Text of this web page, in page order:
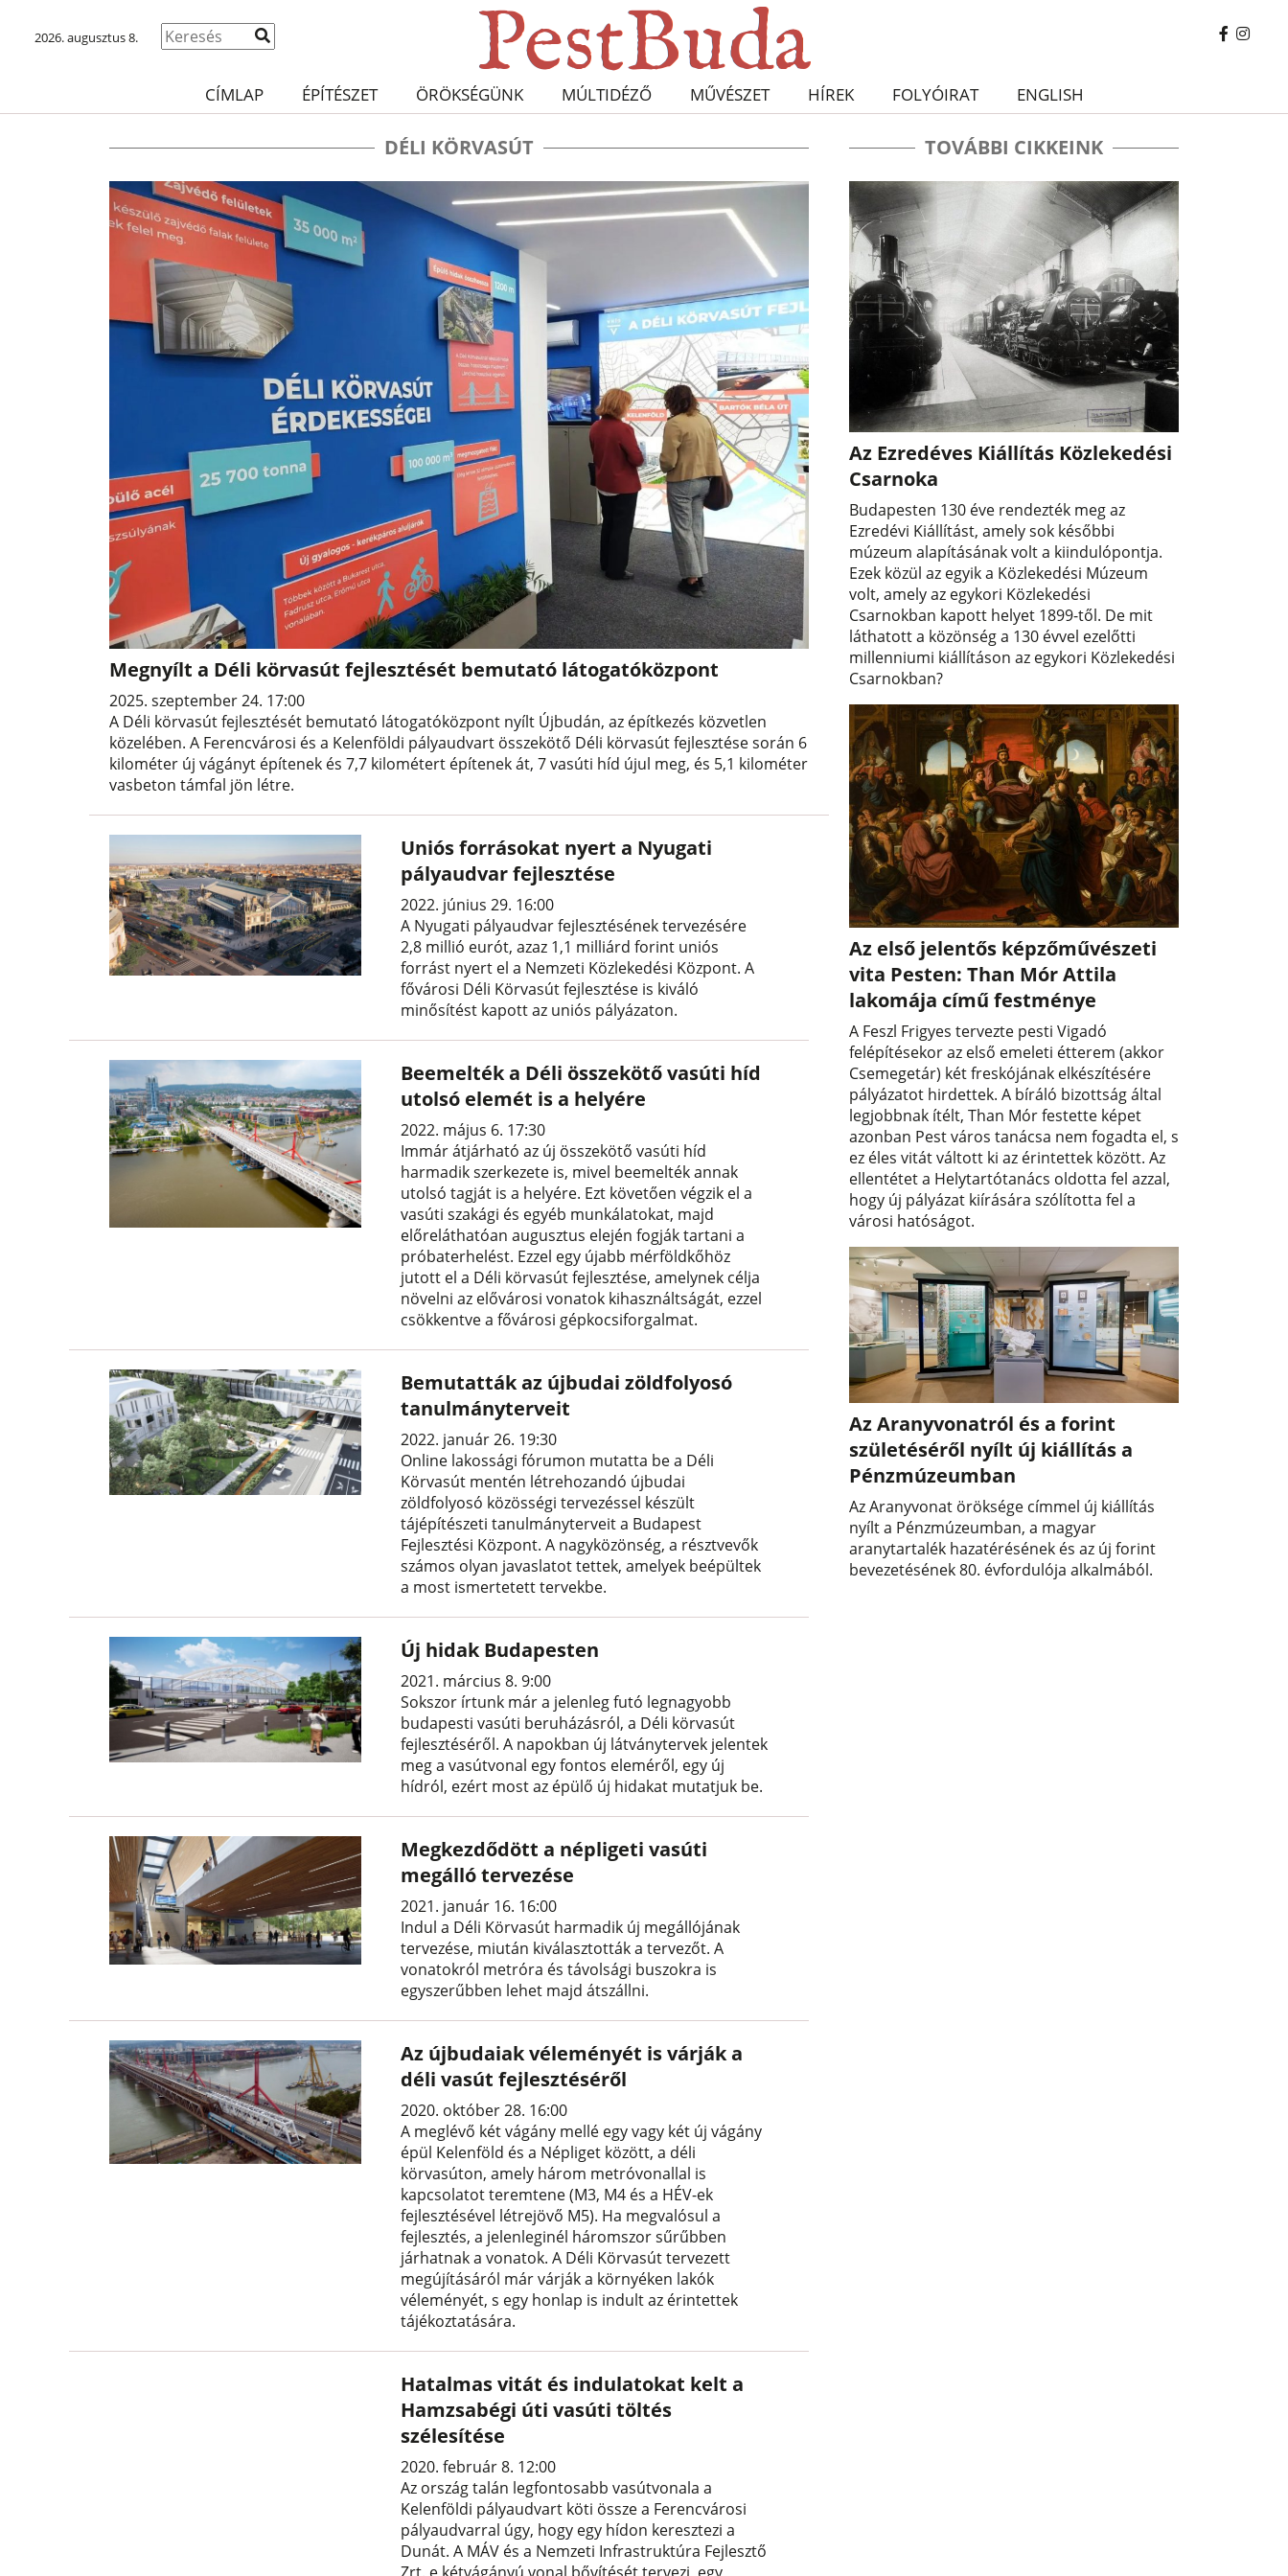
2026. augusztus 8.
CÍMLAP ÉPÍTÉSZET ÖRÖKSÉGÜNK MÚLTIDÉZŐ MŰVÉSZET HÍREK FOLYÓIRAT ENGLISH
DÉLI KÖRVASÚT
Megnyílt a Déli körvasút fejlesztését bemutató látogatóközpont
2025. szeptember 24. 17:00
A Déli körvasút fejlesztését bemutató látogatóközpont nyílt Újbudán, az építkezés közvetlen
közelében. A Ferencvárosi és a Kelenföldi pályaudvart összekötő Déli körvasút fejlesztése során 6
kilométer új vágányt építenek és 7,7 kilométert építenek át, 7 vasúti híd újul meg, és 5,1 kilométer
vasbeton támfal jön létre.
Uniós forrásokat nyert a Nyugati
pályaudvar fejlesztése
2022. június 29. 16:00
A Nyugati pályaudvar fejlesztésének tervezésére
2,8 millió eurót, azaz 1,1 milliárd forint uniós
forrást nyert el a Nemzeti Közlekedési Központ. A
fővárosi Déli Körvasút fejlesztése is kiváló
minősítést kapott az uniós pályázaton.
Beemelték a Déli összekötő vasúti híd
utolsó elemét is a helyére
2022. május 6. 17:30
Immár átjárható az új összekötő vasúti híd
harmadik szerkezete is, mivel beemelték annak
utolsó tagját is a helyére. Ezt követően végzik el a
vasúti szakági és egyéb munkálatokat, majd
előreláthatóan augusztus elején fogják tartani a
próbaterhelést. Ezzel egy újabb mérföldkőhöz
jutott el a Déli körvasút fejlesztése, amelynek célja
növelni az elővárosi vonatok kihasználtságát, ezzel
csökkentve a fővárosi gépkocsiforgalmat.
Bemutatták az újbudai zöldfolyosó
tanulmányterveit
2022. január 26. 19:30
Online lakossági fórumon mutatta be a Déli
Körvasút mentén létrehozandó újbudai
zöldfolyosó közösségi tervezéssel készült
tájépítészeti tanulmányterveit a Budapest
Fejlesztési Központ. A nagyközönség, a résztvevők
számos olyan javaslatot tettek, amelyek beépültek
a most ismertetett tervekbe.
Új hidak Budapesten
2021. március 8. 9:00
Sokszor írtunk már a jelenleg futó legnagyobb
budapesti vasúti beruházásról, a Déli körvasút
fejlesztéséről. A napokban új látványtervek jelentek
meg a vasútvonal egy fontos eleméről, egy új
hídról, ezért most az épülő új hidakat mutatjuk be.
Megkezdődött a népligeti vasúti
megálló tervezése
2021. január 16. 16:00
Indul a Déli Körvasút harmadik új megállójának
tervezése, miután kiválasztották a tervezőt. A
vonatokról metróra és távolsági buszokra is
egyszerűbben lehet majd átszállni.
Az újbudaiak véleményét is várják a
déli vasút fejlesztéséről
2020. október 28. 16:00
A meglévő két vágány mellé egy vagy két új vágány
épül Kelenföld és a Népliget között, a déli
körvasúton, amely három metróvonallal is
kapcsolatot teremtene (M3, M4 és a HÉV-ek
fejlesztésével létrejövő M5). Ha megvalósul a
fejlesztés, a jelenleginél háromszor sűrűbben
járhatnak a vonatok. A Déli Körvasút tervezett
megújításáról már várják a környéken lakók
véleményét, s egy honlap is indult az érintettek
tájékoztatására.
Hatalmas vitát és indulatokat kelt a
Hamzsabégi úti vasúti töltés
szélesítése
2020. február 8. 12:00
Az ország talán legfontosabb vasútvonala a
Kelenföldi pályaudvart köti össze a Ferencvárosi
pályaudvarral úgy, hogy egy hídon keresztezi a
Dunát. A MÁV és a Nemzeti Infrastruktúra Fejlesztő
TOVÁBBI CIKKEINK
Az Ezredéves Kiállítás Közlekedési
Csarnoka
Budapesten 130 éve rendezték meg az
Ezredévi Kiállítást, amely sok későbbi
múzeum alapításának volt a kiindulópontja.
Ezek közül az egyik a Közlekedési Múzeum
volt, amely az egykori Közlekedési
Csarnokban kapott helyet 1899-től. De mit
láthatott a közönség a 130 évvel ezelőtti
millenniumi kiállításon az egykori Közlekedési
Csarnokban?
Az első jelentős képzőművészeti
vita Pesten: Than Mór Attila
lakomája című festménye
A Feszl Frigyes tervezte pesti Vigadó
felépítésekor az első emeleti étterem (akkor
Csemegetár) két freskójának elkészítésére
pályázatot hirdettek. A bíráló bizottság által
legjobbnak ítélt, Than Mór festette képet
azonban Pest város tanácsa nem fogadta el, s
ez éles vitát váltott ki az érintettek között. Az
ellentétet a Helytartótanács oldotta fel azzal,
hogy új pályázat kiírására szólította fel a
városi hatóságot.
Az Aranyvonatról és a forint
születéséről nyílt új kiállítás a
Pénzmúzeumban
Az Aranyvonat öröksége címmel új kiállítás
nyílt a Pénzmúzeumban, a magyar
aranytartalék hazatérésének és az új forint
bevezetésének 80. évfordulója alkalmából.